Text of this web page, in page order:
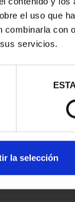
el uso que
con
servicios.
la selección